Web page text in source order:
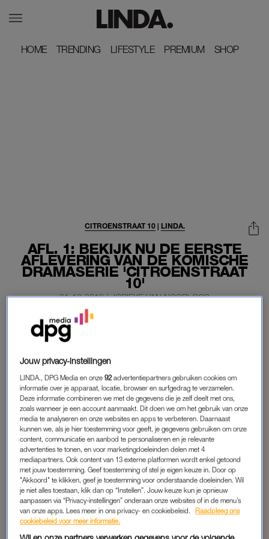
HOME
HOME TRENDING
TRENDING LIFESTYLE
LIFESTYLE PREMIUM
PREMIUM SHOP
SHOP
AFL. 1: BEKIJK NU DE EERSTE
AFLEVERING VAN DE KOMISCHE
DRAMASERIE 'CITROENSTRAAT
10'
CITROENSTRAAT 10| LINDA.
21-10-2019 | JORIEKE VAN NOORLOOS
LINDA.originals en WE Fashion presenteren
‘Citroenstraat 10’ – van de makers van ‘Gooische
gescheiden Fleur (gespeeld door Kim Pieters). Met
vallen en opstaan baant zij zich een weg door het leven.
En dat levert pijnlijke en komische momenten op.
SAMENVATTING
Maar waar gaat de serie nu precies over? Fleur is na de
scheiding van haar man Wouter (gespeeld door Frederik
Brom) verhuisd van Amsterdam naar Almere. En dat is even
wennen. Op buurvrouw Corrie (Joke Tjalsma) na kent Fleur
nog iemand. Ze vraagt zich af of ze niet te impulsief uit
Amsterdam is vertrokken, en misschien zelfs te snel haar
Jouw privacy-instellingen
LINDA., DPG Media en onze92 advertentiepartners gebruiken cookies om
informatie over je apparaat, locatie, browser en surfgedrag te verzamelen.
Deze informatie combineren we met de gegevens die je zelf deelt met ons,
zoals wanneer je een account aanmaakt. Dit doen we om het gebruik van onze
media te analyseren en onze websites en apps te verbeteren. Daarnaast
kunnen we, als je hier toestemming voor geeft, je gegevens gebruiken om onze
content, communicatie en aanbod te personaliseren en je relevante
advertenties te tonen, en voor marketingdoeleinden delen met 4
mediapartners. Ook content van 13 externe platformen wordt enkel getoond
met jouw toestemming. Geef toestemming of stel je eigen keuze in. Door op
"Akkoord" te klikken, geef je toestemming voor onderstaande doeleinden. Wil
je niet alles toestaan, klik dan op “Instellen”. Jouw keuze kun je opnieuw
aanpassen via “Privacy-instellingen” onderaan onze websites of in de menu’s
van onze apps. Lees meer in ons privacy- en cookiebeleid.
Raadpleeg ons
cookiebeleid voor meer informatie.